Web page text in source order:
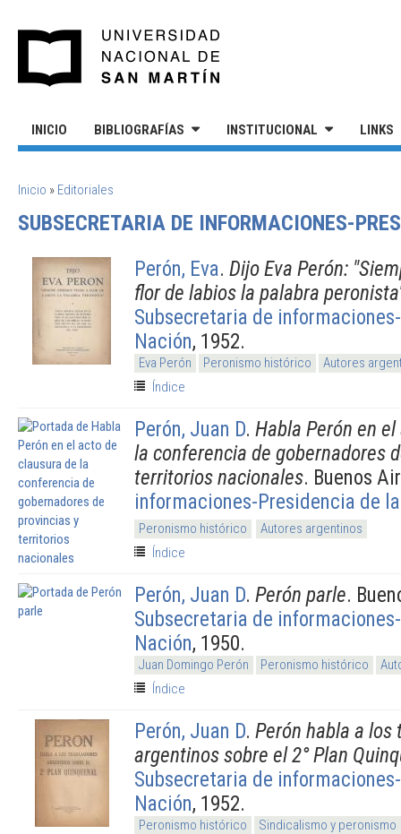
INICIO BIBLIOGRAFÍAS INSTITUCIONAL LINKS
SE ENCUENTRA USTED AQUÍ
Inicio » Editoriales
SUBSECRETARIA DE INFORMACIONES-
Perón, Eva. Dijo Eva Perón:
flor de labios la palabra
Subsecretaria de
Nación, 1952.
Eva Perón Peronismo histórico
Autores
Índice
Perón, Juan D. Habla Perón en
la conferencia de gobernadores
territorios nacionales. Buenos
informaciones-Presidencia de
Peronismo histórico
Autores argentinos
Índice
Perón, Juan D. Perón parle.
Subsecretaria de
Nación, 1950.
Juan Domingo Perón Peronismo histórico
Índice
Perón, Juan D. Perón habla a los
argentinos sobre el 2° Plan
Subsecretaria de
Nación, 1952.
Peronismo histórico
Sindicalismo y peronismo